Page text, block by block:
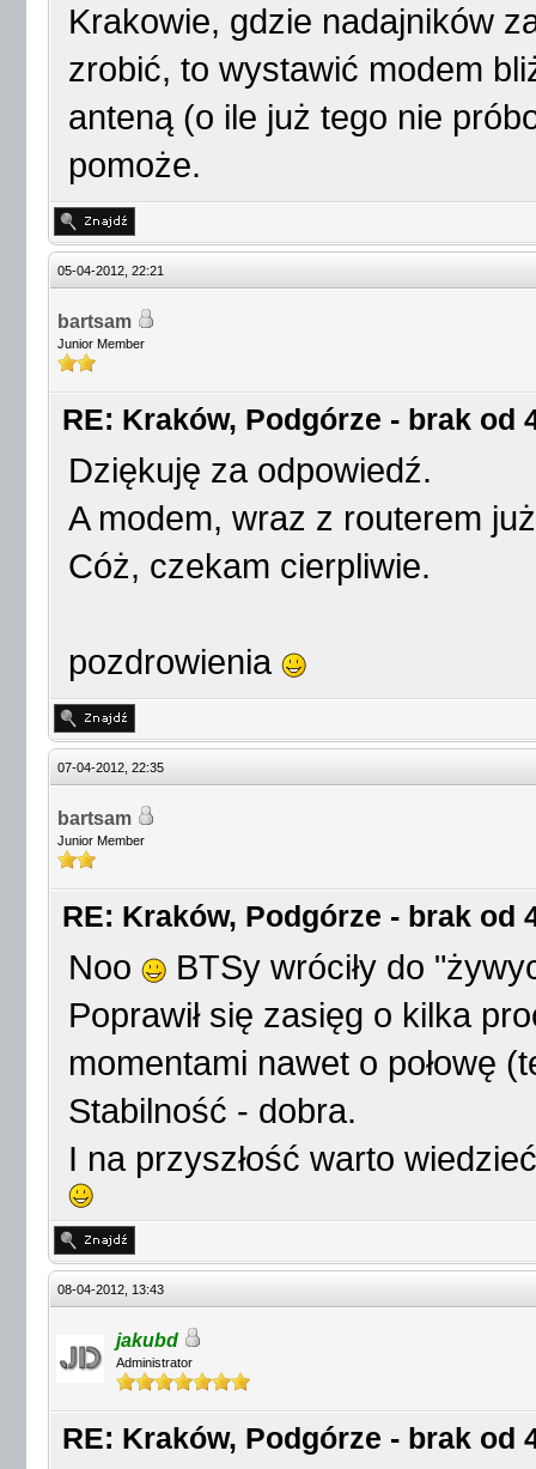
Krakowie, gdzie nadajników
zrobić, to wystawić modem
anteną (o ile już tego nie
pomoże.
05-04-2012, 22:21
bartsam
Junior Member
RE: Kraków, Podgórze - brak od
Dziękuję za odpowiedź.
A modem, wraz z routerem
Cóż, czekam cierpliwie.
pozdrowienia
07-04-2012, 22:35
bartsam
Junior Member
RE: Kraków, Podgórze - brak od
Noo
BTSy wróciły do
Poprawił się zasięg o kilka
momentami nawet o połowę
Stabilność - dobra.
I na przyszłość warto
08-04-2012, 13:43
jakubd
Administrator
RE: Kraków, Podgórze - brak od